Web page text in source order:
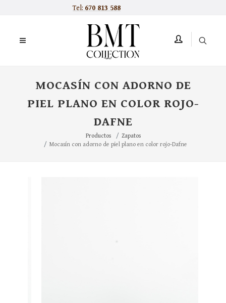
Tel: 670 813 588
MOCASÍN CON ADORNO DE
PIEL PLANO EN COLOR ROJO-
DAFNE
Productos
Zapatos
Mocasín con adorno de piel plano en color rojo-Dafne